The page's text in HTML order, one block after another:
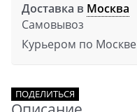
Доставка в Москва
Самовывоз
Курьером по Москве
ПОДЕЛИТЬСЯ